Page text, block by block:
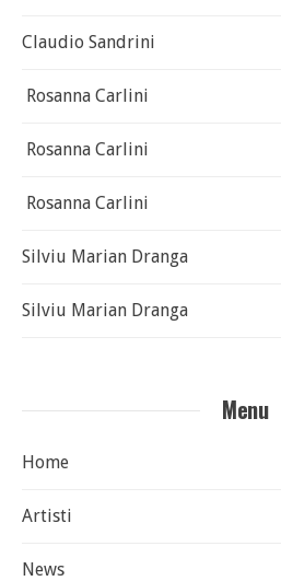
Claudio Sandrini
Rosanna Carlini
Rosanna Carlini
Rosanna Carlini
Silviu Marian Dranga
Silviu Marian Dranga
Menu
Home
Artisti
News